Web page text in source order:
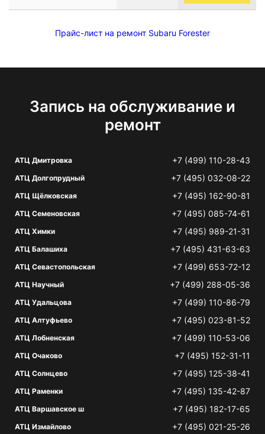
Прайс-лист на ремонт Subaru Forester
Запись на обслуживание и
ремонт
АТЦ Дмитровка +7 (499) 110-28-43
АТЦ Долгопрудный +7 (495) 032-08-22
АТЦ Щёлковская +7 (495) 162-90-81
АТЦ Семеновская +7 (495) 085-74-61
АТЦ Химки +7 (495) 989-21-31
АТЦ Балашиха +7 (495) 431-63-63
АТЦ Севастопольская +7 (499) 653-72-12
АТЦ Научный +7 (499) 288-05-36
АТЦ Удальцова +7 (499) 110-86-79
АТЦ Алтуфьево +7 (495) 023-81-52
АТЦ Лобненская +7 (499) 110-53-06
АТЦ Очаково +7 (495) 152-31-11
АТЦ Солнцево +7 (495) 125-38-41
АТЦ Раменки +7 (495) 135-42-87
АТЦ Варшавское ш +7 (495) 182-17-65
АТЦ Измайлово +7 (495) 021-25-26